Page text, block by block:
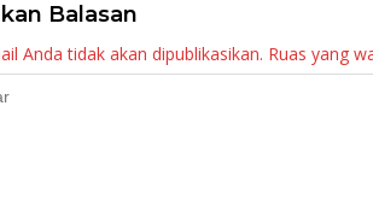
Balasan
Anda tidak akan dipublikasikan. Ruas yang